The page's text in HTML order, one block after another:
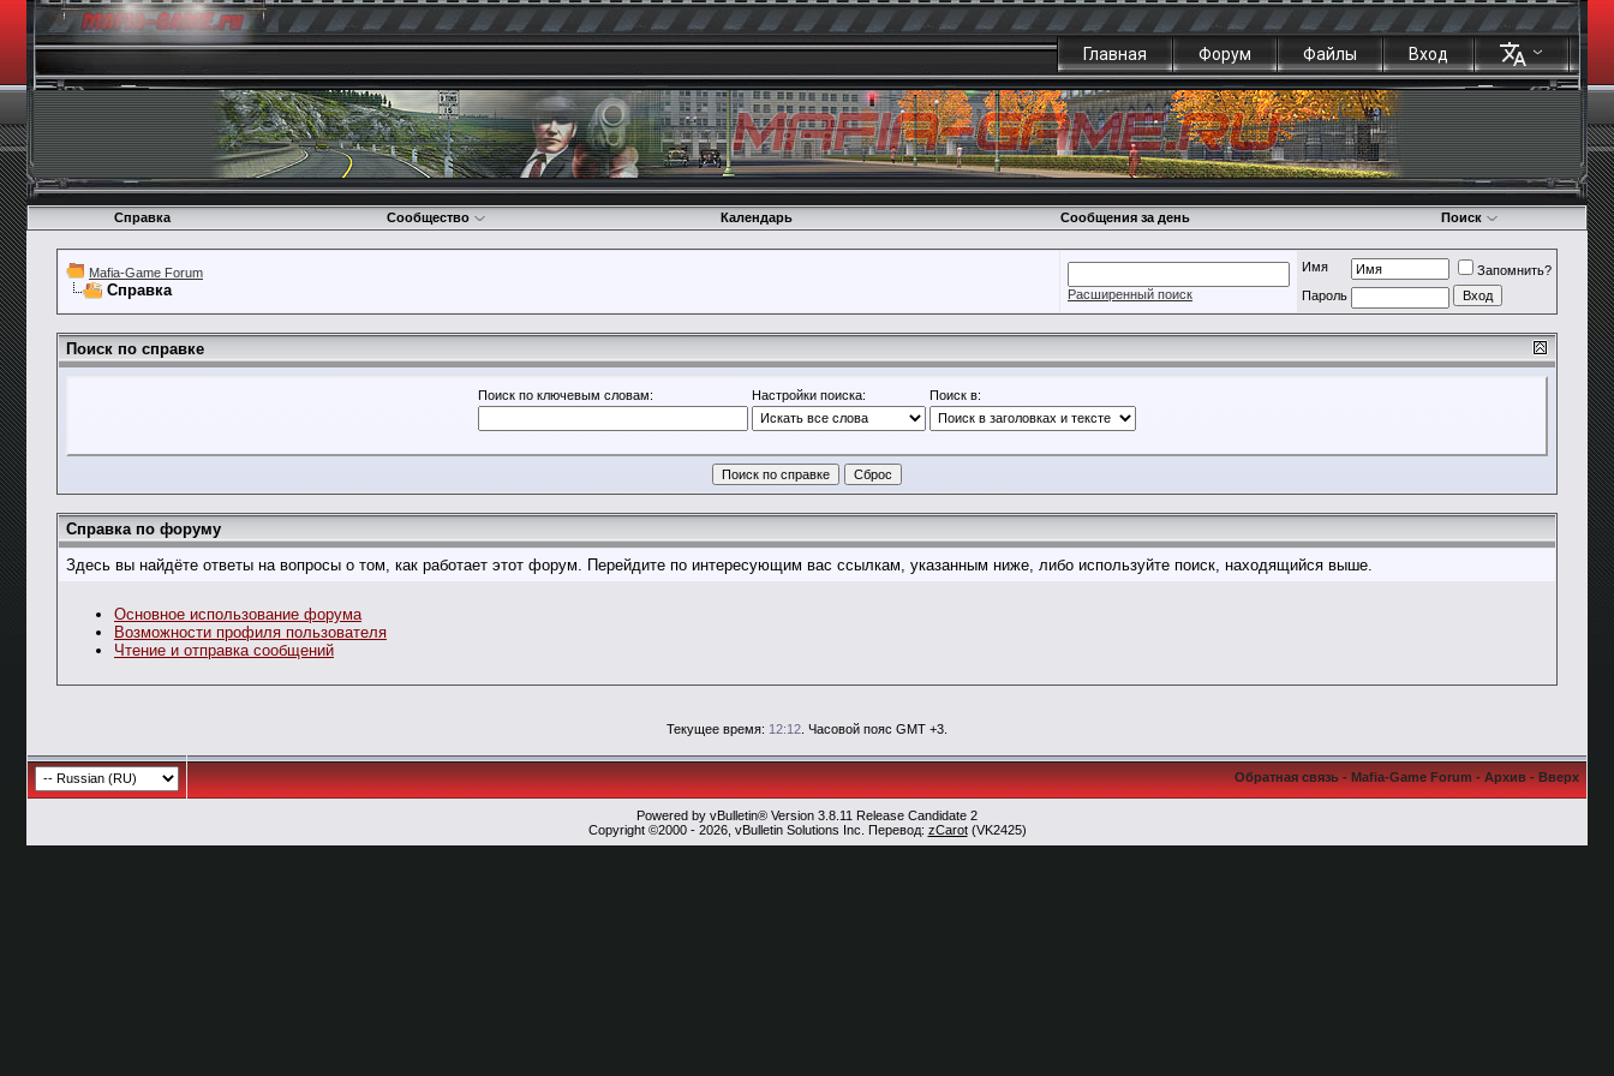
Главная Форум Файлы Вход
Справка Сообщество Календарь Сообщения за день Поиск
Mafia-Game Forum
Справка Расширенный поиск
Имя
Запомнить?
Пароль
Поиск по справке
Поиск по ключевым словам: Настройки поиска: Поиск в:
Справка по форуму
Здесь вы найдёте ответы на вопросы о том, как работает этот форум. Перейдите по интересующим вас ссылкам, указанным ниже, либо используйте поиск, находящийся выше.
Основное использование форума
Возможности профиля пользователя
Чтение и отправка сообщений
Текущее время: 12:12 . Часовой пояс GMT +3.
Обратная связь-Mafia-Game Forum-Архив-Вверх
Powered by vBulletin® Version 3.8.11 Release Candidate 2
Copyright ©2000 - 2026, vBulletin Solutions Inc. Перевод: zCarot(VK2425)